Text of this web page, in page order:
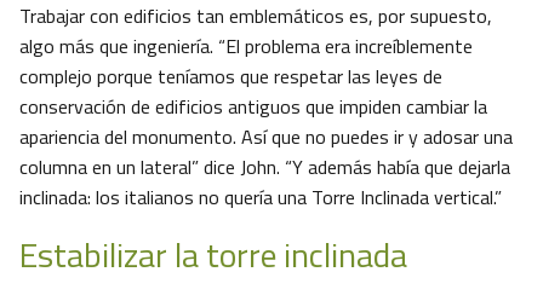
Trabajar con edificios tan emblemáticos es, por supuesto,
algo más que ingeniería. “El problema era increíblemente
complejo porque teníamos que respetar las leyes de
conservación de edificios antiguos que impiden cambiar la
apariencia del monumento. Así que no puedes ir y adosar una
columna en un lateral” dice John. “Y además había que dejarla
inclinada: los italianos no quería una Torre Inclinada vertical.”
Estabilizar la torre inclinada